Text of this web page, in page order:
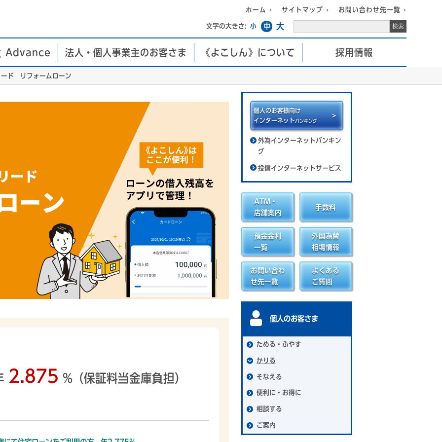
ホーム サイトマップ お問い合わせ先一覧
文字の大きさ: 小 中 大
Advance 法人・個人事業主のお客さま 《よこしん》について 採用情報
ード リフォームローン
2.875 % （保証料当金庫負担）
個人のお客様向け
インターネット バンキング
外為インターネットバンキン
グ
投信インターネットサービス
ATM・
店舗案内
手数料
預金金利
一覧
外国為替
相場情報
お問い合わ
せ先一覧
よくある
ご質問
個人のお客さま
ためる・ふやす
かりる
そなえる
便利に・お得に
相談する
ご案内